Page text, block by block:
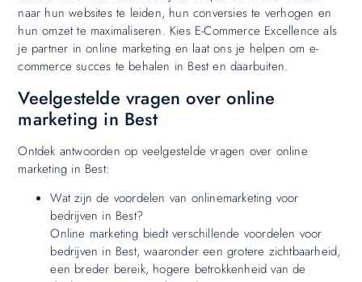
naar hun websites te leiden, hun conversies te verhogen en
hun omzet te maximaliseren. Kies E-Commerce Excellence als
je partner in online marketing en laat ons je helpen om e-
commerce succes te behalen in Best en daarbuiten.
Veelgestelde vragen over online
marketing in Best
Ontdek antwoorden op veelgestelde vragen over online
marketing in Best:
Wat zijn de voordelen van onlinemarketing voor
bedrijven in Best?
Online marketing biedt verschillende voordelen voor
bedrijven in Best, waaronder een grotere zichtbaarheid,
een breder bereik, hogere betrokkenheid van de